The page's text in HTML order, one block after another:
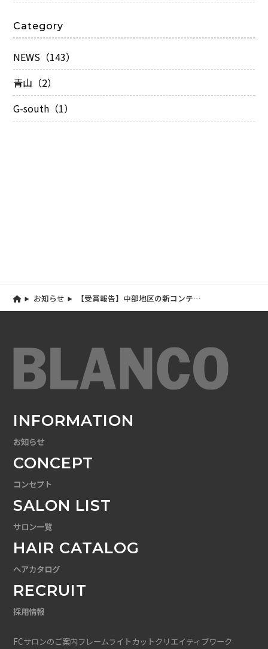
Category
NEWS（143）
青山（2）
G-south（1）
お知らせ
【受賞報告】中部地区の新コンテス
ト「GROOVE」にて、村岡俊輔がメン
INFORMATION
お知らせ
CONCEPT
コンセプト
SALON LIST
サロン一覧
HAIR CATALOG
ヘアカタログ
RECRUIT
採用情報
FCサロンのご案内フレームライトカットクリエイティブワーク